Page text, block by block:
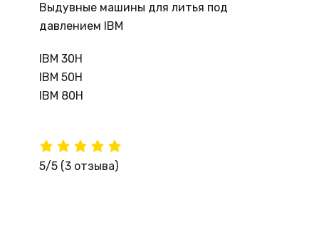
Выдувные машины для литья под
давлением IBM
IBM 30H
IBM 50H
IBM 80H
5/5 (3 отзыва)